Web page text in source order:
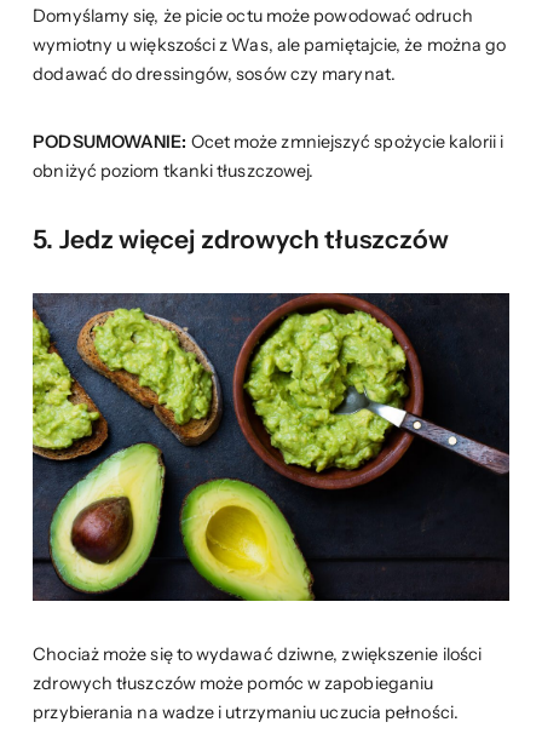
Domyślamy się, że picie octu może powodować odruch
wymiotny u większości z Was, ale pamiętajcie, że można go
dodawać do dressingów, sosów czy marynat.
PODSUMOWANIE: Ocet może zmniejszyć spożycie kalorii i
obniżyć poziom tkanki tłuszczowej.
5. Jedz więcej zdrowych tłuszczów
Chociaż może się to wydawać dziwne, zwiększenie ilości
zdrowych tłuszczów może pomóc w zapobieganiu
przybierania na wadze i utrzymaniu uczucia pełności.